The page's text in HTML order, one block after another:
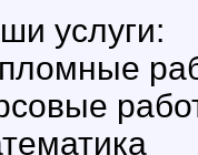
услуги: